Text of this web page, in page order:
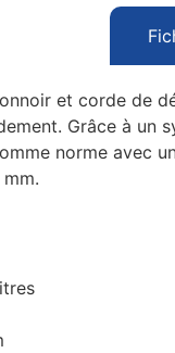
et corde de
Grâce à un
norme avec